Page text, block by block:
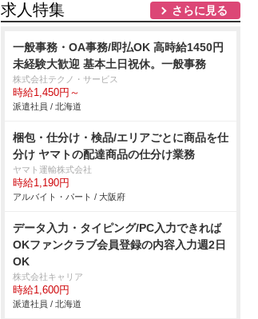
求人特集 さらに見る
一般事務・OA事務/即払OK 高時給1450円
未経験大歓迎 基本土日祝休。一般事務
株式会社テクノ・サービス
時給1,450円～
派遣社員 / 北海道
梱包・仕分け・検品/エリアごとに商品を仕
分け ヤマトの配達商品の仕分け業務
ヤマト運輸株式会社
時給1,190円
アルバイト・パート / 大阪府
データ入力・タイピング/PC入力できれば
OKファンクラブ会員登録の内容入力週2日
OK
株式会社キャリア
時給1,600円
派遣社員 / 北海道